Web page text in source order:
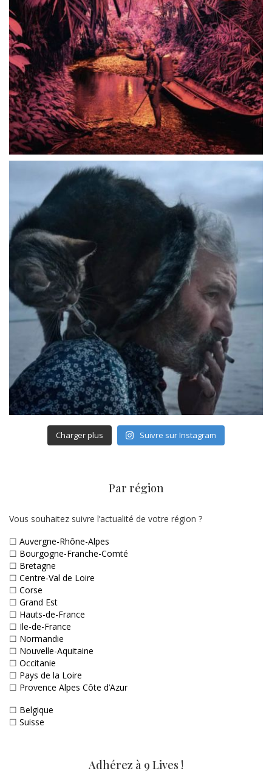
Charger plus Suivre sur Instagram
Par région
Vous souhaitez suivre l’actualité de votre région ?
☐ Auvergne-Rhône-Alpes
☐ Bourgogne-Franche-Comté
☐ Bretagne
☐ Centre-Val de Loire
☐ Corse
☐ Grand Est
☐ Hauts-de-France
☐ Ile-de-France
☐ Normandie
☐ Nouvelle-Aquitaine
☐ Occitanie
☐ Pays de la Loire
☐ Provence Alpes Côte d’Azur
☐ Belgique
☐ Suisse
Adhérez à 9 Lives !